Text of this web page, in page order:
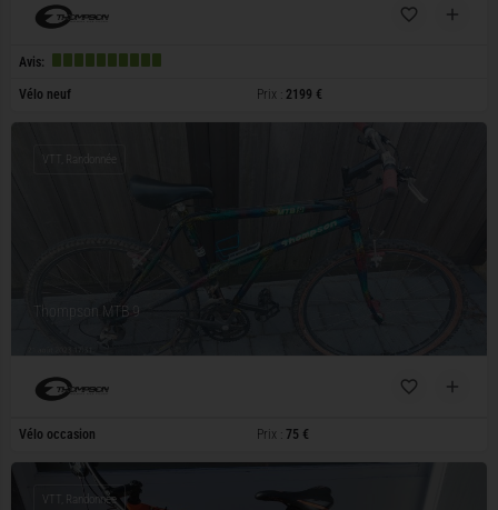
Avis:
Vélo neuf Prix : 2199 €
Thompson MTB 9
VTT, Randonnée
Vélo occasion Prix : 75 €
VTT, Randonnée